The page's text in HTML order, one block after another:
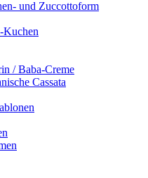
und Zuccottoform
/ Baba-Creme
Cassata